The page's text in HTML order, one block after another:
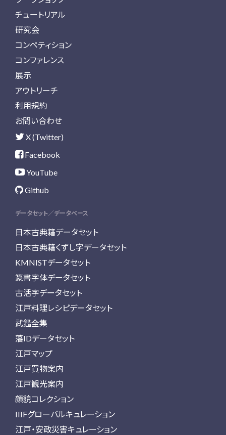
チュートリアル
研究会
コンペティション
コンファレンス
展示
アウトリーチ
利用規約
お問い合わせ
X (Twitter)
Facebook
YouTube
Github
データセット／データベース
日本古典籍データセット
日本古典籍くずし字データセット
KMNISTデータセット
篆書字体データセット
古活字データセット
江戸料理レシピデータセット
武鑑全集
藩IDデータセット
江戸マップ
江戸買物案内
江戸観光案内
顔貌コレクション
IIIFグローバルキュレーション
江戸・安政災害キュレーション